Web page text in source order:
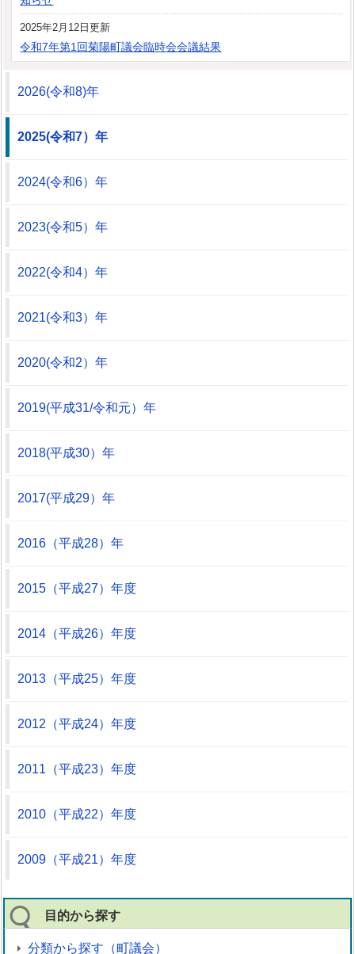
2025年2月12日更新
令和7年第1回菊陽町議会臨時会会議結果
2026(令和8)年
2025(令和7）年
2024(令和6）年
2023(令和5）年
2022(令和4）年
2021(令和3）年
2020(令和2）年
2019(平成31/令和元）年
2018(平成30）年
2017(平成29）年
2016（平成28）年
2015（平成27）年度
2014（平成26）年度
2013（平成25）年度
2012（平成24）年度
2011（平成23）年度
2010（平成22）年度
2009（平成21）年度
目的から探す
分類から探す（町議会）